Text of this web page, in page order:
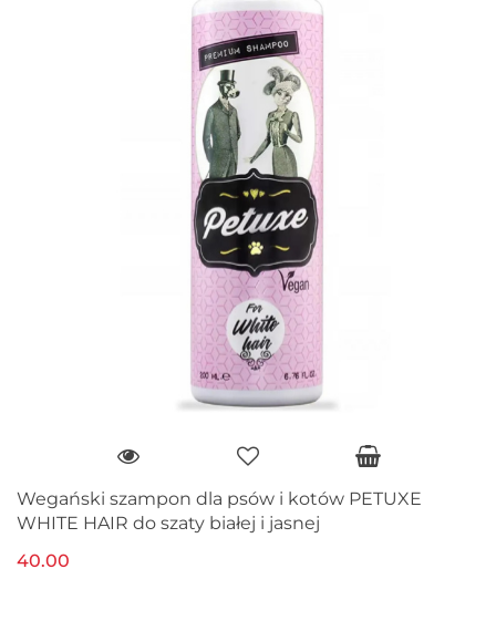
Wegański szampon dla psów i kotów PETUXE
WHITE HAIR do szaty białej i jasnej
40.00